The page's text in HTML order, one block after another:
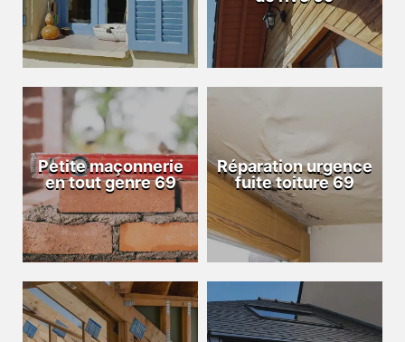
Petite maçonnerie
en tout genre 69
Réparation urgence
fuite toiture 69